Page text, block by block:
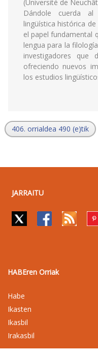
(Université de
Dándole cuerda al
lingüística histórica
el papel fundamental
lengua para la
investigadores
ofreciendo nuevos
los estudios
406. orrialdea 490 (e)tik
JARRAITU
HABEren Orriak
Habe
Ikasten
Ikasbil
Irakasbil